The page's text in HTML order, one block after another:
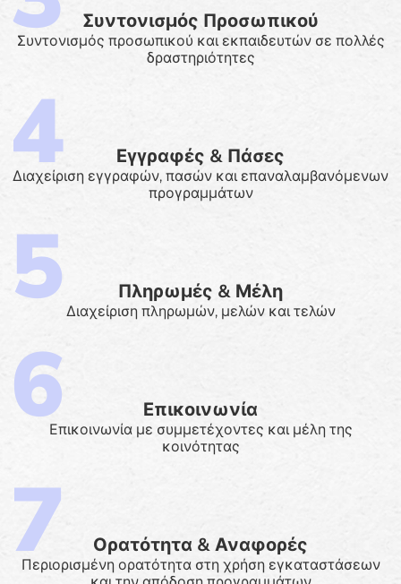
Συντονισμός Προσωπικού
Συντονισμός προσωπικού και εκπαιδευτών σε πολλές
δραστηριότητες
Εγγραφές & Πάσες
Διαχείριση εγγραφών, πασών και επαναλαμβανόμενων
προγραμμάτων
Πληρωμές & Μέλη
Διαχείριση πληρωμών, μελών και τελών
Επικοινωνία
Επικοινωνία με συμμετέχοντες και μέλη της
κοινότητας
Ορατότητα & Αναφορές
Περιορισμένη ορατότητα στη χρήση εγκαταστάσεων